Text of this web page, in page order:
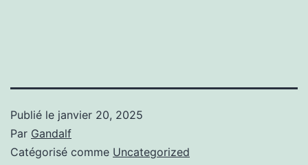
Publié le janvier 20, 2025
Par Gandalf
Catégorisé comme Uncategorized